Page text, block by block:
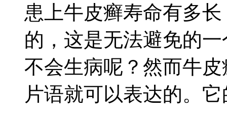
患上牛皮癣寿命有多
的，这是无法避免的
不会生病呢？然而牛
片语就可以表达的。